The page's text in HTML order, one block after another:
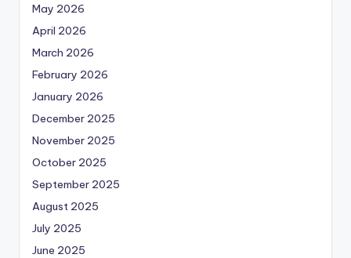
May 2026
April 2026
March 2026
February 2026
January 2026
December 2025
November 2025
October 2025
September 2025
August 2025
July 2025
June 2025